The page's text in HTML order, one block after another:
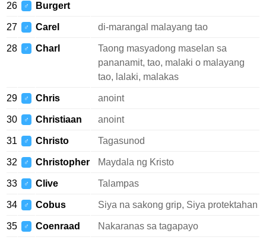
26 ♂ Burgert
27 ♂ Carel di-marangal malayang tao
28 ♂ Charl
Taong masyadong maselan sa
pananamit, tao, malaki o malayang
tao, lalaki, malakas
29 ♂ Chris anoint
30 ♂ Christiaan anoint
31 ♂ Christo Tagasunod
32 ♂ Christopher Maydala ng Kristo
33 ♂ Clive Talampas
34 ♂ Cobus Siya na sakong grip, Siya protektahan
35 ♂ Coenraad Nakaranas sa tagapayo